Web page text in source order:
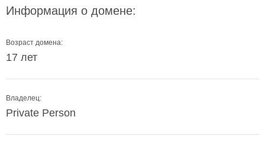
Информация о домене:
Возраст домена:
17 лет
Владелец:
Private Person